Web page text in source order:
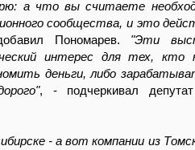
а что вы считаете
сообщества, и это
Пономарев. "Эти
интерес для тех, кто
деньги, либо
, - подчеркивал
- а вот компании из